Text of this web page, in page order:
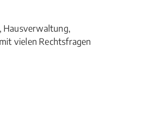
Hausverwaltung,
vielen Rechtsfragen